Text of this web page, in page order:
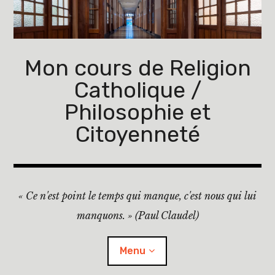
Accéder
contenu
Mon cours de Religion
Catholique /
Philosophie et
Citoyenneté
« Ce n'est point le temps qui manque, c'est nous qui lui
manquons. » (Paul Claudel)
Menu